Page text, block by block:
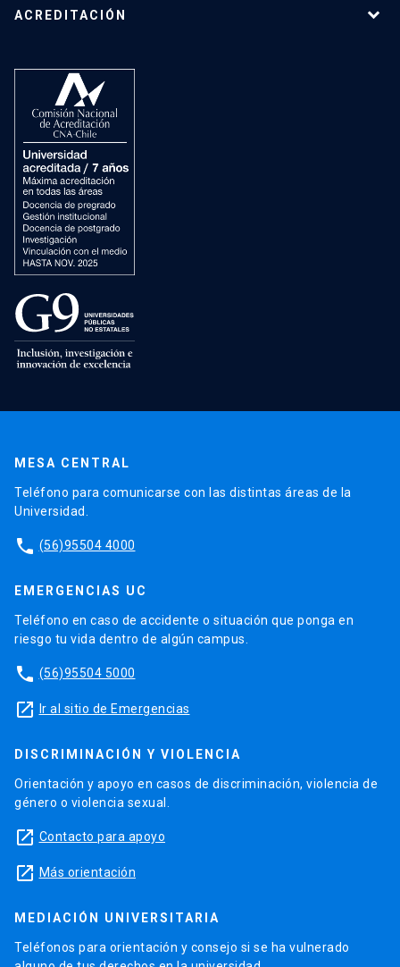
ACREDITACIÓN
MESA CENTRAL
Teléfono para comunicarse con las distintas áreas de la
Universidad.
phone (56)95504 4000
EMERGENCIAS UC
Teléfono en caso de accidente o situación que ponga en
riesgo tu vida dentro de algún campus.
phone (56)95504 5000
launch Ir al sitio de Emergencias
DISCRIMINACIÓN Y VIOLENCIA
Orientación y apoyo en casos de discriminación, violencia de
género o violencia sexual.
launch Contacto para apoyo
launch Más orientación
MEDIACIÓN UNIVERSITARIA
Teléfonos para orientación y consejo si se ha vulnerado